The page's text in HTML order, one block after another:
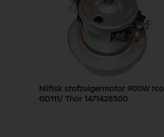
Nilfisk stofzuigermotor 900W tco
GD111/ Thor 1471428500